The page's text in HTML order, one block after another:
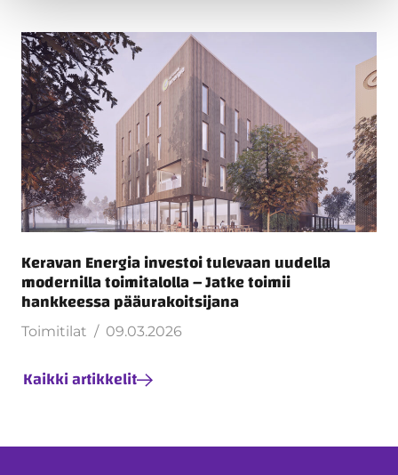
Keravan Energia investoi tulevaan uudella
modernilla toimitalolla – Jatke toimii
hankkeessa pääurakoitsijana
Toimitilat 09.03.2026
Kaikki artikkelit